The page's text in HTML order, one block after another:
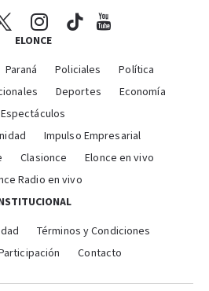
ELONCE
Paraná Policiales
Política
Deportes
Economía
Espectáculos
Impulso Empresarial
Clasionce
Elonce en vivo
Radio en vivo
Términos y Condiciones
Contacto